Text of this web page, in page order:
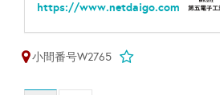
https://www.netdaigo.com
小間番号W2765